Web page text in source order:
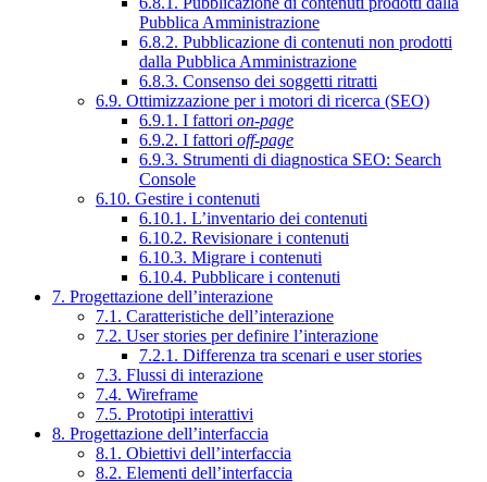
Pubblica Amministrazione
6.8.2. Pubblicazione di contenuti non prodotti
dalla Pubblica Amministrazione
6.8.3. Consenso dei soggetti ritratti
6.9. Ottimizzazione per i motori di ricerca (SEO)
6.9.1. I fattori on-page
6.9.2. I fattori off-page
6.9.3. Strumenti di diagnostica SEO: Search
Console
6.10. Gestire i contenuti
6.10.1. L’inventario dei contenuti
6.10.2. Revisionare i contenuti
6.10.3. Migrare i contenuti
6.10.4. Pubblicare i contenuti
7. Progettazione dell’interazione
7.1. Caratteristiche dell’interazione
7.2. User stories per definire l’interazione
7.2.1. Differenza tra scenari e user stories
7.3. Flussi di interazione
7.4. Wireframe
7.5. Prototipi interattivi
8. Progettazione dell’interfaccia
8.1. Obiettivi dell’interfaccia
8.2. Elementi dell’interfaccia